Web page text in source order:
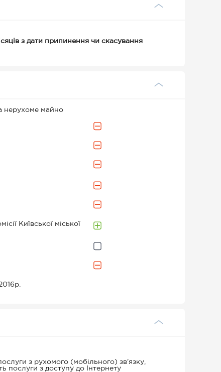
з дати припинення чи скасування
нерухоме майно
Київської міської
з рухомого (мобільного) зв'язку,
послуги з доступу до Інтернету